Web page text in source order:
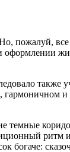
пожалуй,
темные
ритм
богаче: